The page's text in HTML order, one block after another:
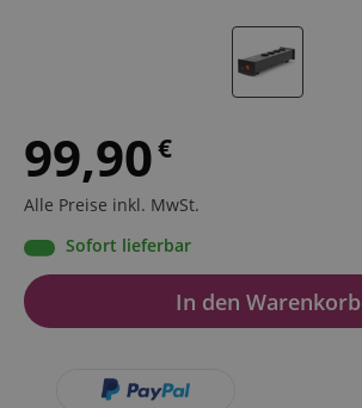
99,90€
Alle Preise inkl. MwSt.
Sofort lieferbar
In den Warenkorb